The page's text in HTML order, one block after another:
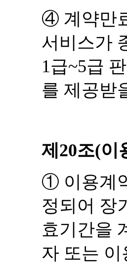
④ 계약만
서비스가
1급~5급
를 제공받
제 20조(이
① 이용계
정되어 장
효기간을
자 또는